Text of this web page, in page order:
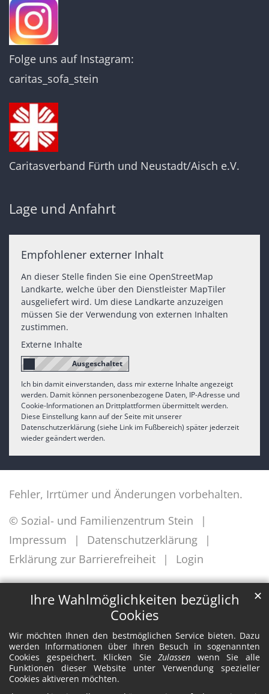
Ihre Wahlmöglichkeiten bezüglich
Cookies
Wir möchten Ihnen den bestmöglichen Service bieten. Dazu
werden Informationen über Ihren Besuch in sogenannten
Cookies gespeichert. Klicken SieZulassen wenn Sie alle
Funktionen dieser Website unter Verwendung spezieller
Cookies aktiveren möchten.
✕
Folge uns auf Instagram:
caritas_sofa_stein
Caritasverband Fürth und Neustadt/Aisch e.V.
Lage und Anfahrt
Empfohlener externer Inhalt
An dieser Stelle finden Sie eine OpenStreetMap
Landkarte, welche über den Dienstleister MapTiler
ausgeliefert wird. Um diese Landkarte anzuzeigen
müssen Sie der Verwendung von externen Inhalten
zustimmen.
Externe Inhalte
Ich bin damit einverstanden, dass mir externe Inhalte angezeigt
werden. Damit können personenbezogene Daten, IP-Adresse und
Cookie-Informationen an Drittplattformen übermittelt werden.
Diese Einstellung kann auf der Seite mit unserer
Datenschutzerklärung (siehe Link im Fußbereich) später jederzeit
wieder geändert werden.
Fehler, Irrtümer und Änderungen vorbehalten.
© Sozial- und Familienzentrum Stein
Impressum
Datenschutzerklärung
Erklärung zur Barrierefreiheit
Login